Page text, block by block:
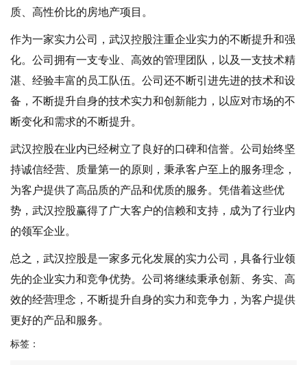
质、高性价比的房地产项目。
作为一家实力公司，武汉控股注重企业实力的不断提升和强
化。公司拥有一支专业、高效的管理团队，以及一支技术精
湛、经验丰富的员工队伍。公司还不断引进先进的技术和设
备，不断提升自身的技术实力和创新能力，以应对市场的不
断变化和需求的不断提升。
武汉控股在业内已经树立了良好的口碑和信誉。公司始终坚
持诚信经营、质量第一的原则，秉承客户至上的服务理念，
为客户提供了高品质的产品和优质的服务。凭借着这些优
势，武汉控股赢得了广大客户的信赖和支持，成为了行业内
的领军企业。
总之，武汉控股是一家多元化发展的实力公司，具备行业领
先的企业实力和竞争优势。公司将继续秉承创新、务实、高
效的经营理念，不断提升自身的实力和竞争力，为客户提供
更好的产品和服务。
标签：